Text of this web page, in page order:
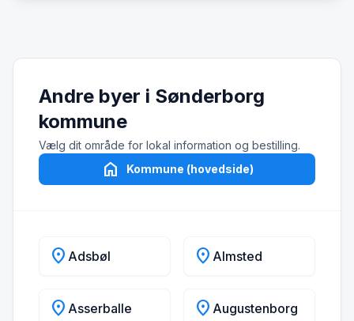
Andre byer i Sønderborg
kommune
Vælg dit område for lokal information og bestilling.
home Kommune (hovedside)
location_on Adsbøl location_on Almsted
location_on Asserballe location_on Augustenborg